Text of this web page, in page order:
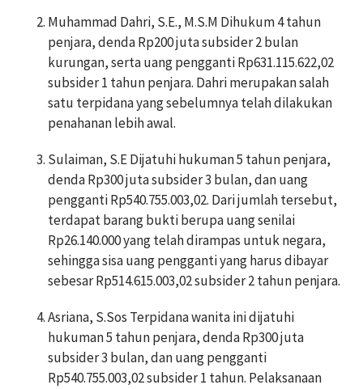
Muhammad Dahri, S.E., M.S.M Dihukum 4 tahun
penjara, denda Rp200 juta subsider 2 bulan
kurungan, serta uang pengganti Rp631.115.622,02
subsider 1 tahun penjara. Dahri merupakan salah
satu terpidana yang sebelumnya telah dilakukan
penahanan lebih awal.
Sulaiman, S.E Dijatuhi hukuman 5 tahun penjara,
denda Rp300 juta subsider 3 bulan, dan uang
pengganti Rp540.755.003,02. Dari jumlah tersebut,
terdapat barang bukti berupa uang senilai
Rp26.140.000 yang telah dirampas untuk negara,
sehingga sisa uang pengganti yang harus dibayar
sebesar Rp514.615.003,02 subsider 2 tahun penjara.
Asriana, S.Sos Terpidana wanita ini dijatuhi
hukuman 5 tahun penjara, denda Rp300 juta
subsider 3 bulan, dan uang pengganti
Rp540.755.003,02 subsider 1 tahun. Pelaksanaan